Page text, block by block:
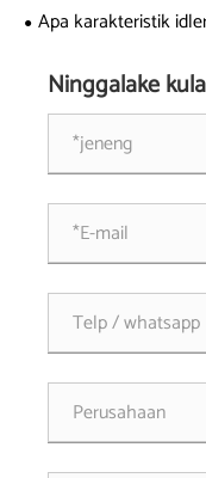
Apa karakteristik
Ninggalake